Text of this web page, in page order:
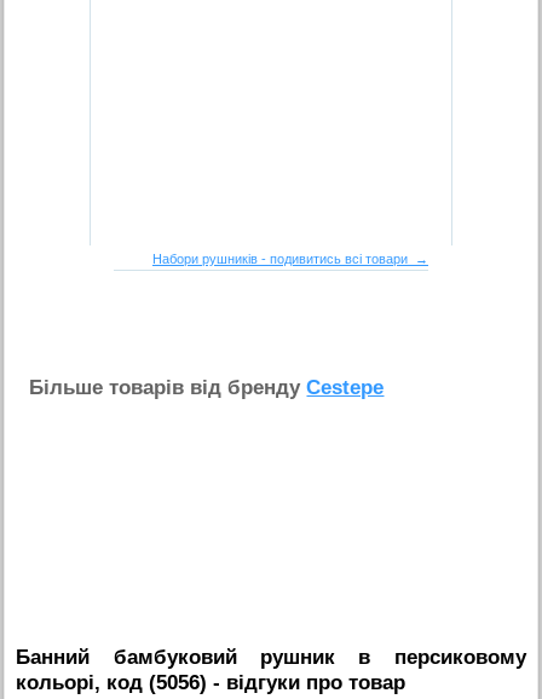
Набори рушників - подивитись всі товари →
Бiльше товарiв вiд брендуCestepe
Банний бамбуковий рушник в персиковому
кольорі, код (5056) - вiдгуки про товар